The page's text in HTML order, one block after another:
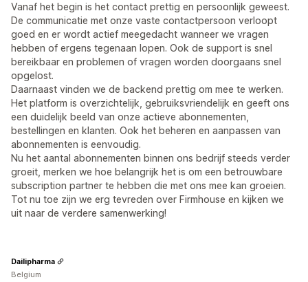
Vanaf het begin is het contact prettig en persoonlijk geweest.
De communicatie met onze vaste contactpersoon verloopt
goed en er wordt actief meegedacht wanneer we vragen
hebben of ergens tegenaan lopen. Ook de support is snel
bereikbaar en problemen of vragen worden doorgaans snel
opgelost.
Daarnaast vinden we de backend prettig om mee te werken.
Het platform is overzichtelijk, gebruiksvriendelijk en geeft ons
een duidelijk beeld van onze actieve abonnementen,
bestellingen en klanten. Ook het beheren en aanpassen van
abonnementen is eenvoudig.
Nu het aantal abonnementen binnen ons bedrijf steeds verder
groeit, merken we hoe belangrijk het is om een betrouwbare
subscription partner te hebben die met ons mee kan groeien.
Tot nu toe zijn we erg tevreden over Firmhouse en kijken we
uit naar de verdere samenwerking!
Dailipharma
Belgium